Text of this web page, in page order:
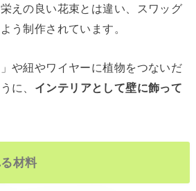
えの良い花束とは違い、スワッグ
う制作されています。
や紐やワイヤーに植物をつないだ
に、 インテリアとして壁に飾って
材料